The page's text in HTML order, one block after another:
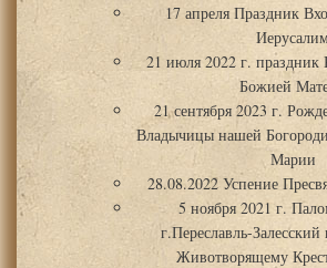
17 апреля Праздник
21 июля 2022 г. праздник
Божией
21 сентября 2023 г.
Владычицы нашей
Марии
28.08.2022 Успение
5 ноября 2021 г.
г.Переславль-
Животворящему